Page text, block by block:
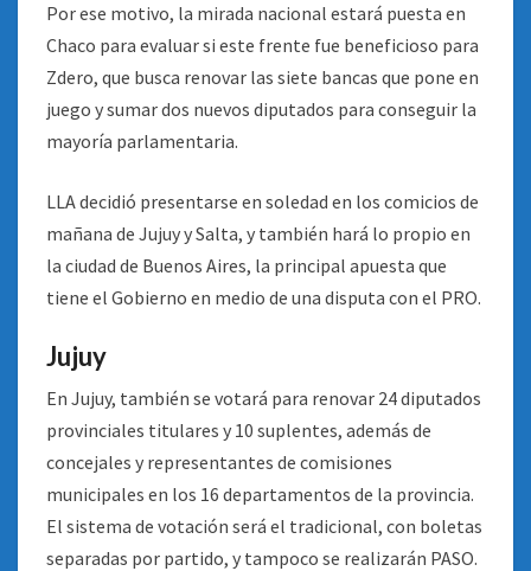
Por ese motivo, la mirada nacional estará puesta en
Chaco para evaluar si este frente fue beneficioso para
Zdero, que busca renovar las siete bancas que pone en
juego y sumar dos nuevos diputados para conseguir la
mayoría parlamentaria.
LLA decidió presentarse en soledad en los comicios de
mañana de Jujuy y Salta, y también hará lo propio en
la ciudad de Buenos Aires, la principal apuesta que
tiene el Gobierno en medio de una disputa con el PRO.
Jujuy
En Jujuy, también se votará para renovar 24 diputados
provinciales titulares y 10 suplentes, además de
concejales y representantes de comisiones
municipales en los 16 departamentos de la provincia.
El sistema de votación será el tradicional, con boletas
separadas por partido, y tampoco se realizarán PASO.